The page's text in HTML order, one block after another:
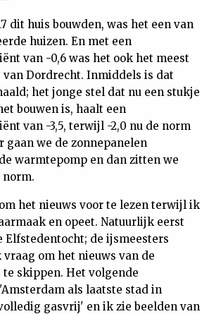
dit huis bouwden, was het een van
huizen. En met een
van -0,6 was het ook het meest
van Dordrecht. Inmiddels is dat
het jonge stel dat nu een stukje
bouwen is, haalt een
van -3,5, terwijl -2,0 nu de norm
gaan we de zonnepanelen
warmtepomp en dan zitten we
norm.
het nieuws voor te lezen terwijl ik
en opeet. Natuurlijk eerst
Elfstedentocht; de ijsmeesters
om het nieuws van de
skippen. Het volgende
als laatste stad in
gasvrij' en ik zie beelden van